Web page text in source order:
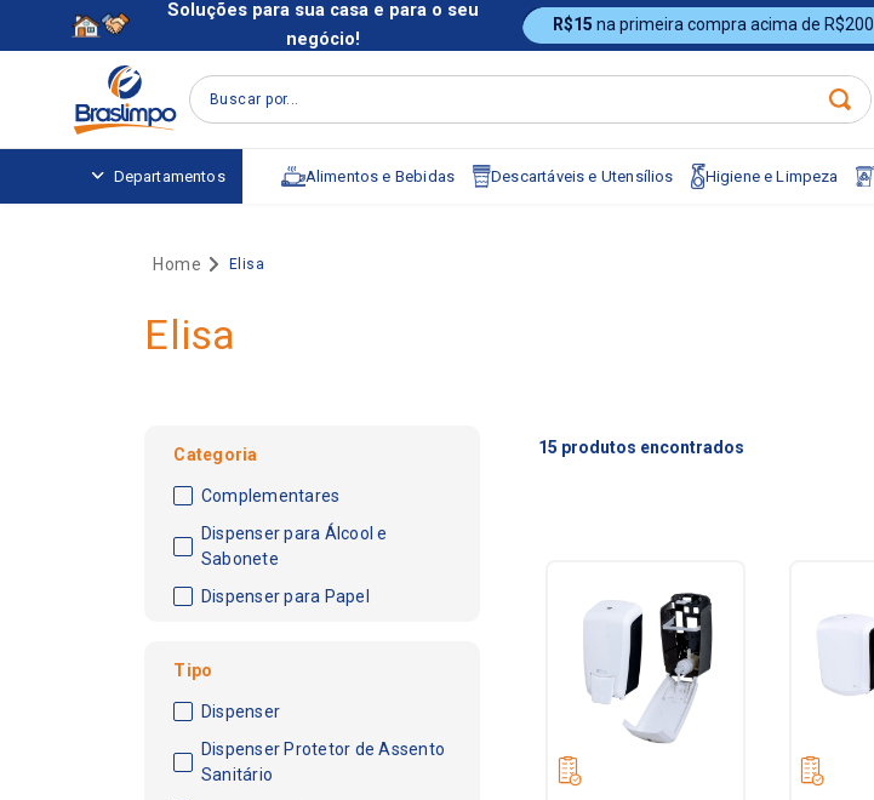
Soluções para sua casa e para o seu
negócio!
R$15 na primeira compra acima de R$200
Buscar por...
Departamentos Alimentos e Bebidas Descartáveis e Utensílios Higiene e Limpeza
Elisa
Elisa
Categoria
Complementares
Dispenser para Álcool e
Sabonete
Dispenser para Papel
Tipo
Dispenser
Dispenser Protetor de Assento
Sanitário
15